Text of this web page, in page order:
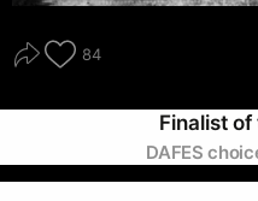
84
Finalist
DAFES